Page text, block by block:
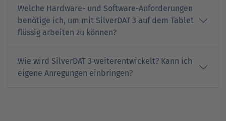
Welche Hardware- und Software-Anforderungen
benötige ich, um mit SilverDAT 3 auf dem Tablet
flüssig arbeiten zu können?
Wie wird SilverDAT 3 weiterentwickelt? Kann ich
eigene Anregungen einbringen?